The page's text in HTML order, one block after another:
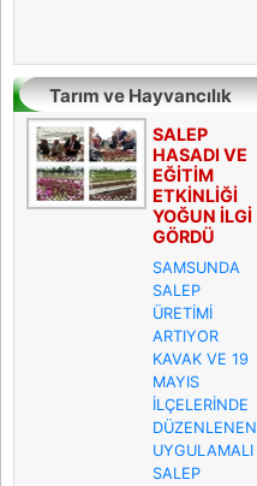
Tarım ve Hayvancılık
Haberleri
SALEP
HASADI VE
EĞİTİM
ETKİNLİĞİ
YOĞUN İLGİ
GÖRDÜ
SAMSUNDA
SALEP
ÜRETİMİ
ARTIYOR
KAVAK VE 19
MAYIS
İLÇELERİNDE
DÜZENLENEN
UYGULAMALI
SALEP